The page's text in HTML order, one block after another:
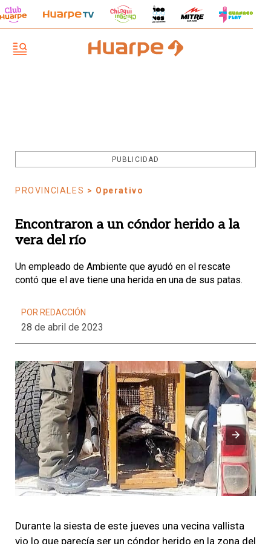
PUBLICIDAD
PROVINCIALES > Operativo
Encontraron a un cóndor herido a la
vera del río
Un empleado de Ambiente que ayudó en el rescate
contó que el ave tiene una herida en una de sus patas.
POR REDACCIÓN
28 de abril de 2023
Durante la siesta de este jueves una vecina vallista
vio lo que parecía ser un cóndor herido en la zona del